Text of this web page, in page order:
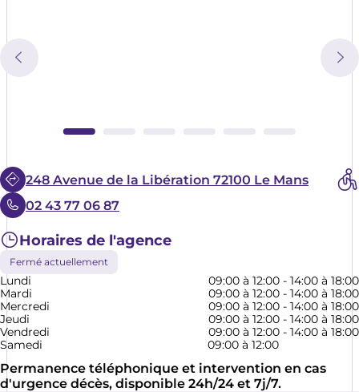
248 Avenue de la Libération 72100 Le Mans
02 43 77 06 87
Horaires de l'agence
Fermé actuellement
Lundi
09:00 à 12:00 - 14:00 à 18:00
Mardi
09:00 à 12:00 - 14:00 à 18:00
Mercredi
09:00 à 12:00 - 14:00 à 18:00
Jeudi
09:00 à 12:00 - 14:00 à 18:00
Vendredi
09:00 à 12:00 - 14:00 à 18:00
Samedi
09:00 à 12:00
Permanence téléphonique et intervention en cas
d'urgence décès, disponible 24h/24 et 7j/7.